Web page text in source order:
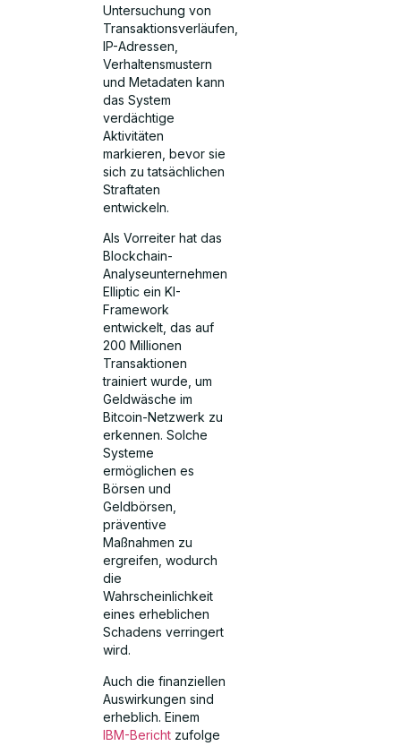
Untersuchung von
Transaktionsverläufen,
IP-Adressen,
Verhaltensmustern
und Metadaten kann
das System
verdächtige
Aktivitäten
markieren, bevor sie
sich zu tatsächlichen
Straftaten
entwickeln.
Als Vorreiter hat das
Blockchain-
Analyseunternehmen
Elliptic ein KI-
Framework
entwickelt, das auf
200 Millionen
Transaktionen
trainiert wurde, um
Geldwäsche im
Bitcoin-Netzwerk zu
erkennen. Solche
Systeme
ermöglichen es
Börsen und
Geldbörsen,
präventive
Maßnahmen zu
ergreifen, wodurch
die
Wahrscheinlichkeit
eines erheblichen
Schadens verringert
wird.
Auch die finanziellen
Auswirkungen sind
erheblich. Einem
IBM-Bericht zufolge